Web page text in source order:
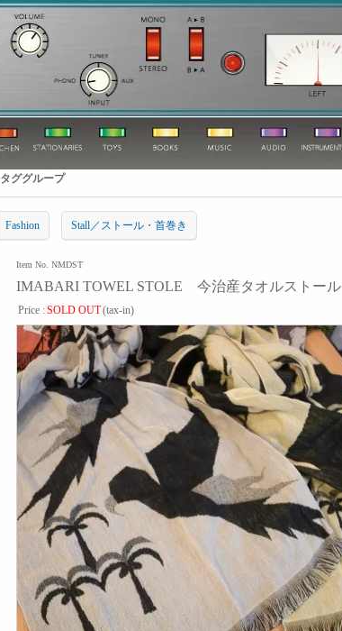
タググループ
Fashion Stall／ストール・首巻き
Item No. NMDST
IMABARI TOWEL STOLE 今治産タオルストール
Price :SOLD OUT(tax-in)